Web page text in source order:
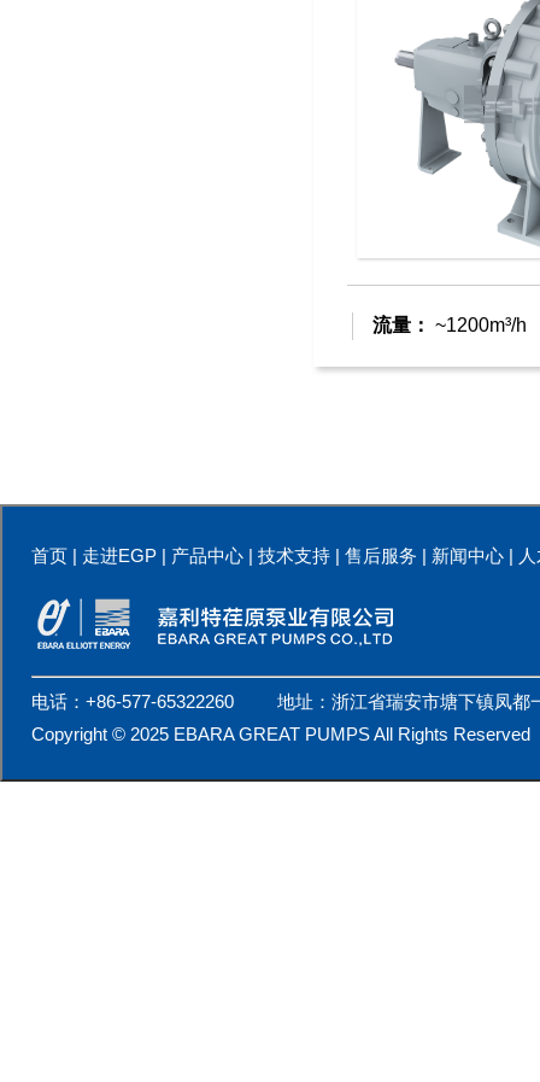
流量： ~1200m³/h
首页 | 走进EGP | 产品中心 | 技术支持 | 售后服务 | 新闻中心 |
电话：+86-577-65322260 地址：浙江省瑞安市塘下镇凤都
Copyright © 2025 EBARA GREAT PUMPS All Rights